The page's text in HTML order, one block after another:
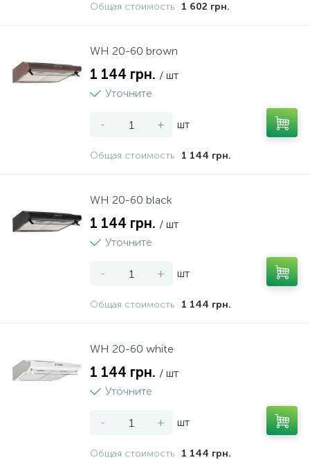
Общая стоимость 1 602 грн.
WH 20-60 brown
1 144 грн. / шт
Уточните
- + шт
Общая стоимость 1 144 грн.
WH 20-60 black
1 144 грн. / шт
Уточните
- + шт
Общая стоимость 1 144 грн.
WH 20-60 white
1 144 грн. / шт
Уточните
- + шт
Общая стоимость 1 144 грн.